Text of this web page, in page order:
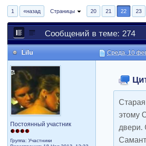
1 «назад Страницы 20 21 22 23
Сообщений в теме: 274
Lilu Среда, 10
Постоянный участник
Группа: Участники
этому
двери.